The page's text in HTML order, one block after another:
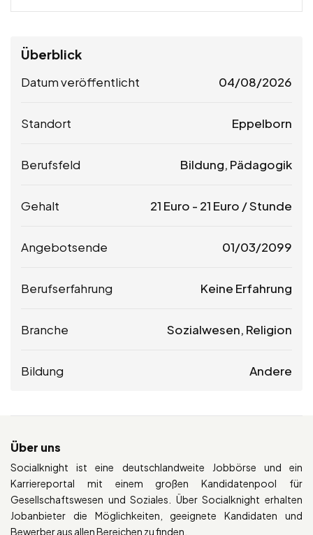
Überblick
Datum veröffentlicht 04/08/2026
Standort Eppelborn
Berufsfeld Bildung, Pädagogik
Gehalt 21 Euro - 21 Euro / Stunde
Angebotsende 01/03/2099
Berufserfahrung Keine Erfahrung
Branche Sozialwesen, Religion
Bildung Andere
Über uns
Socialknight ist eine deutschlandweite Jobbörse und ein
Karriereportal mit einem großen Kandidatenpool für
Gesellschaftswesen und Soziales. Über Socialknight erhalten
Jobanbieter die Möglichkeiten, geeignete Kandidaten und
Bewerber aus allen Bereichen zu finden.